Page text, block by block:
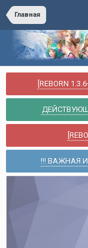
Главная
[REBORN
!!! ВАЖНАЯ